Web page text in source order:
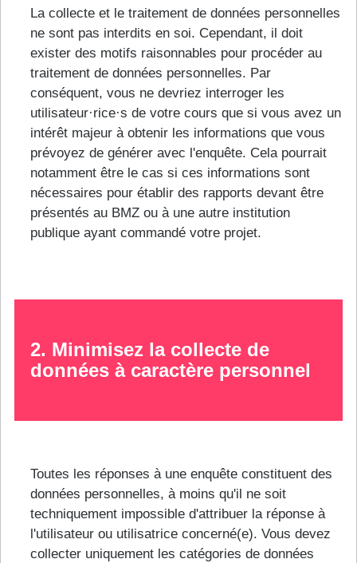
La collecte et le traitement de données personnelles
ne sont pas interdits en soi. Cependant, il doit
exister des motifs raisonnables pour procéder au
traitement de données personnelles. Par
conséquent, vous ne devriez interroger les
utilisateur·rice·s de votre cours que si vous avez un
intérêt majeur à obtenir les informations que vous
prévoyez de générer avec l'enquête. Cela pourrait
notamment être le cas si ces informations sont
nécessaires pour établir des rapports devant être
présentés au BMZ ou à une autre institution
publique ayant commandé votre projet.
2. Minimisez la collecte de
données à caractère personnel
Toutes les réponses à une enquête constituent des
données personnelles, à moins qu'il ne soit
techniquement impossible d'attribuer la réponse à
l'utilisateur ou utilisatrice concerné(e). Vous devez
collecter uniquement les catégories de données